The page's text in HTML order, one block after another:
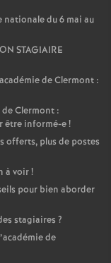
du 6 mai au
STAGIAIRE
de Clermont :
de Clermont :
être informé-e!
offerts, plus de postes
à voir!
pour bien aborder
stagiaires ?
de